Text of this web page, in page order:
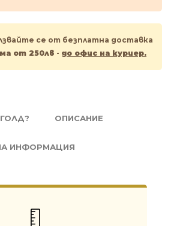
се от безплатна доставка
от 250лв - до офис на куриер.
ОПИСАНИЕ
ИНФОРМАЦИЯ